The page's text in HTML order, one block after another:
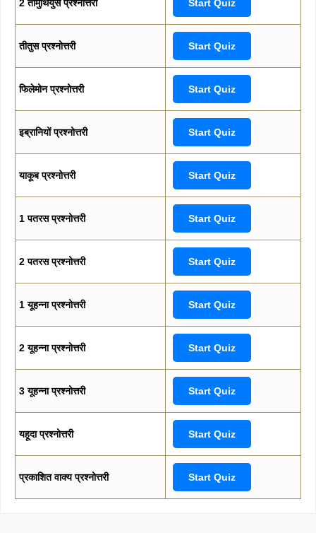
2 तीमुथियुस प्रश्नोत्तरी Start Quiz
तीतुस प्रश्नोत्तरी Start Quiz
फिलेमोन प्रश्नोत्तरी Start Quiz
इब्रानियों प्रश्नोत्तरी Start Quiz
याकूब प्रश्नोत्तरी Start Quiz
1 पतरस प्रश्नोत्तरी Start Quiz
2 पतरस प्रश्नोत्तरी Start Quiz
1 यूहन्ना प्रश्नोत्तरी Start Quiz
2 यूहन्ना प्रश्नोत्तरी Start Quiz
3 यूहन्ना प्रश्नोत्तरी Start Quiz
यहूदा प्रश्नोत्तरी Start Quiz
प्रकाशित वाक्य प्रश्नोत्तरी Start Quiz